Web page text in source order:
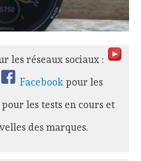
les réseaux sociaux :
Facebookpour les
pour les tests en cours et
des marques.